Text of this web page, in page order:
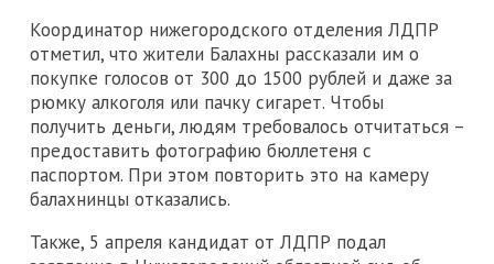
Координатор нижегородского отделения ЛДПР
отметил, что жители Балахны рассказали им о
покупке голосов от 300 до 1500 рублей и даже за
рюмку алкоголя или пачку сигарет. Чтобы
получить деньги, людям требовалось отчитаться –
предоставить фотографию бюллетеня с
паспортом. При этом повторить это на камеру
балахнинцы отказались.
Также, 5 апреля кандидат от ЛДПР подал